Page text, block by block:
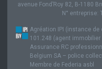
avenue Fond’Roy 82, B-1180
N° entreprise:
Agréation IPI (instance
101.248 (agent
Assurance RC
Belgium SA – police
Membre de Federia asbl